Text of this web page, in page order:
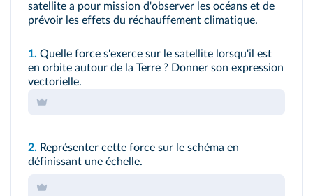
satellite a pour mission d'observer les océans et de
prévoir les effets du réchauffement climatique.
1. Quelle force s'exerce sur le satellite lorsqu'il est
en orbite autour de la Terre ? Donner son expression
vectorielle.
2. Représenter cette force sur le schéma en
définissant une échelle.